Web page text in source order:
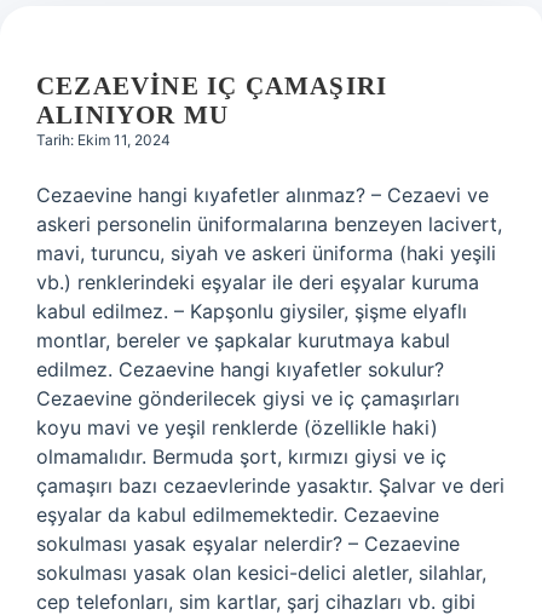
CEZAEVINE IÇ ÇAMAŞIRI
ALINIYOR MU
Tarih: Ekim 11, 2024
Cezaevine hangi kıyafetler alınmaz? – Cezaevi ve
askeri personelin üniformalarına benzeyen lacivert,
mavi, turuncu, siyah ve askeri üniforma (haki yeşili
vb.) renklerindeki eşyalar ile deri eşyalar kuruma
kabul edilmez. – Kapşonlu giysiler, şişme elyaflı
montlar, bereler ve şapkalar kurutmaya kabul
edilmez. Cezaevine hangi kıyafetler sokulur?
Cezaevine gönderilecek giysi ve iç çamaşırları
koyu mavi ve yeşil renklerde (özellikle haki)
olmamalıdır. Bermuda şort, kırmızı giysi ve iç
çamaşırı bazı cezaevlerinde yasaktır. Şalvar ve deri
eşyalar da kabul edilmemektedir. Cezaevine
sokulması yasak eşyalar nelerdir? – Cezaevine
sokulması yasak olan kesici-delici aletler, silahlar,
cep telefonları, sim kartlar, şarj cihazları vb. gibi